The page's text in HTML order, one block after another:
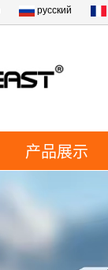
русский
产品展示